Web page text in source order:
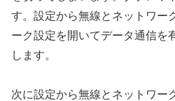
す。設定から無線とネットワー
ーク設定を開いてデータ通信を
します。
次に設定から無線とネットワー